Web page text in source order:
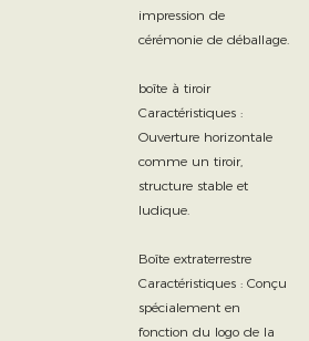
impression de
cérémonie de déballage.
boîte à tiroir
Caractéristiques :
Ouverture horizontale
comme un tiroir,
structure stable et
ludique.
Boîte extraterrestre
Caractéristiques : Conçu
spécialement en
fonction du logo de la